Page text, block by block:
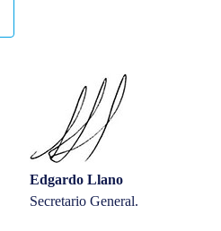
Edgardo Llano
Secretario General.